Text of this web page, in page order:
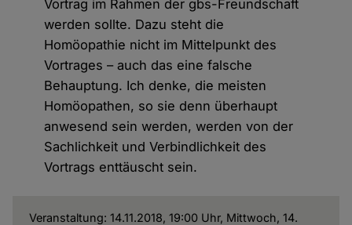
Vortrag im Rahmen der gbs-Freundschaft
werden sollte. Dazu steht die
Homöopathie nicht im Mittelpunkt des
Vortrages – auch das eine falsche
Behauptung. Ich denke, die meisten
Homöopathen, so sie denn überhaupt
anwesend sein werden, werden von der
Sachlichkeit und Verbindlichkeit des
Vortrags enttäuscht sein.
Veranstaltung: 14.11.2018, 19:00 Uhr, Mittwoch, 14.